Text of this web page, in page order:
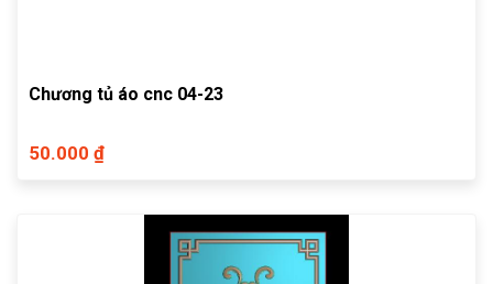
Chương tủ áo cnc 04-23
50.000 ₫